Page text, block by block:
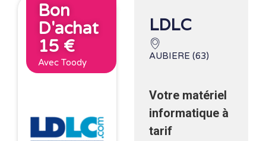
Bon
D'achat
15 €
Avec Toody
LDLC
AUBIERE (63)
Votre matériel
informatique à
tarif